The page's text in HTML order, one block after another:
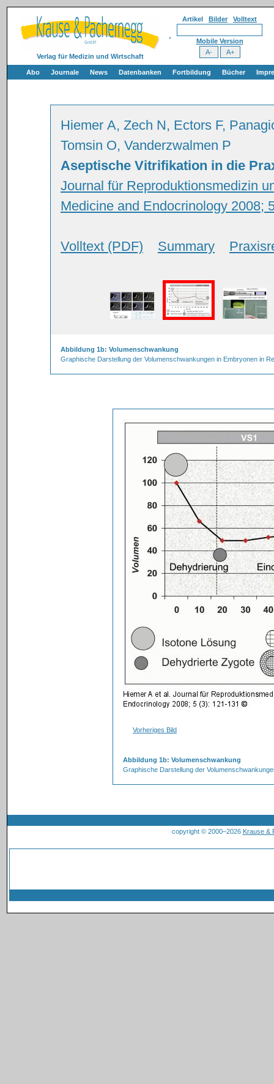
Verlag für Medizin und Wirtschaft
Artikel Bilder Volltext
Mobile Version
Abo Journale News Datenbanken Fortbildung Bücher
Hiemer A, Zech N, Ectors F,
Tomsin O, Vanderzwalmen P
Aseptische Vitrifikation in die
Journal für Reproduktionsmedizin
Medicine and Endocrinology 2008;
Volltext (PDF) Summary
Abbildung 1b: Volumenschwankung
Graphische Darstellung der Volumenschwankungen in Embryonen in
Vorheriges Bild
Abbildung 1b: Volumenschwankung
Graphische Darstellung der
copyright © 2000–2026 Krause &